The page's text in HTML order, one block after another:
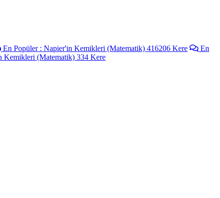
En Popüler : Napier'in Kemikleri (Matematik) 416206 Kere
En
(Matematik) 334 Kere